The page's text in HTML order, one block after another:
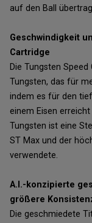
auf den Ball
Geschwindigkeit
Cartridge
Die Tungsten
Tungsten, das für
indem es für den
einem Eisen
Tungsten ist eine
ST Max und der
verwendete.
A.I.-konzipierte
größere
Die geschmiedete